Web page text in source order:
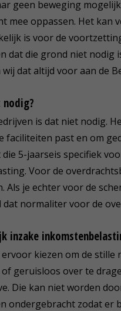
geen beweging
mee oppassen. Het
is voor de
dat die grond niet nodig
dat altijd voor aan de
nodig?
is dat niet nodig.
faciliteiten past en om
5-jaarseis specifiek
Voor de
Als je echter voor de
dat normaliter voor de
inzake
kiezen om de
geruisloos over te
Die kan niet worden
ondergebracht zodat er